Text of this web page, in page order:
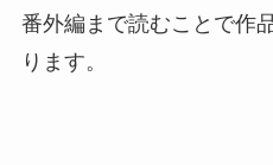
番外編まで読むことで作
ります。